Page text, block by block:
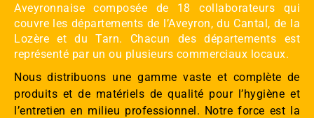
Aveyronnaise composée de 18 collaborateurs qui
couvre les départements de l’Aveyron, du Cantal, de la
Lozère et du Tarn. Chacun des départements est
représenté par un ou plusieurs commerciaux locaux.
Nous distribuons une gamme vaste et complète de
produits et de matériels de qualité pour l’hygiène et
l’entretien en milieu professionnel. Notre force est la